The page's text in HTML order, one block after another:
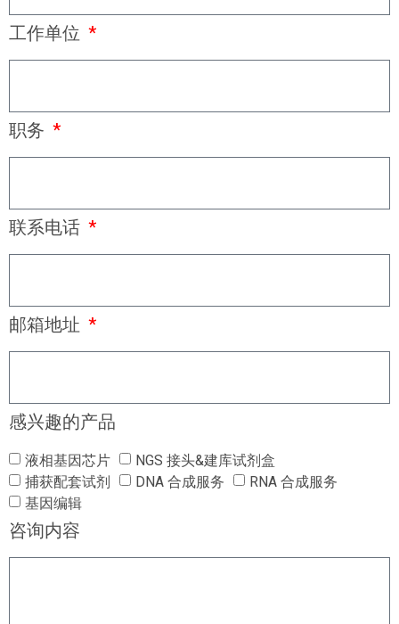
工作单位
职务
联系电话
邮箱地址
感兴趣的产品
液相基因芯片
NGS 接头&建库试剂盒
捕获配套试剂
DNA 合成服务
RNA 合成服务
基因编辑
咨询内容